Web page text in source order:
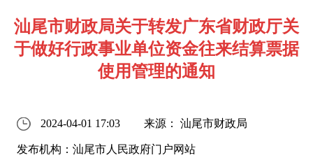
汕尾市财政局关于转发广东省财政厅关
于做好行政事业单位资金往来结算票据
使用管理的通知
2024-04-01 17:03 来源： 汕尾市财政局
发布机构：汕尾市人民政府门户网站